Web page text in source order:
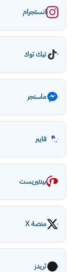
انستجرام
تيك توك
ماسنجر
فايبر
بينتيريست
منصة X
ثريدز